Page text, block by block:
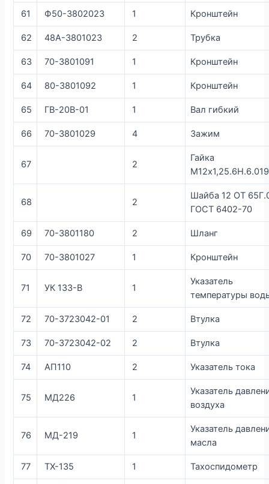
61 Ф50-3802023 1 Кронштейн
62 48А-3801023 2 Трубка
63 70-3801091 1 Кронштейн
64 80-3801092 1 Кронштейн
65 ГВ-20В-01 1 Вал гибкий
66 70-3801029 4 Зажим
67 2
Гайка
М12х1,25.6Н.6.019
68 2
Шайба 12 ОТ
ГОСТ 6402-70
69 70-3801180 2 Шланг
70 70-3801027 1 Кронштейн
71 УК 133-В 1
Указатель
температуры
72 70-3723042-01 2 Втулка
73 70-3723042-02 2 Втулка
74 АП110 2 Указатель тока
75 МД226 1
Указатель
воздуха
76 МД-219 1
Указатель
масла
77 ТХ-135 1 Тахоспидометр